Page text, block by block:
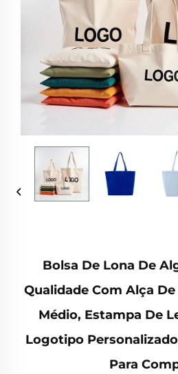
Bolsa De Lona De
Qualidade Com Alça
Médio, Estampa De
Logotipo
Para